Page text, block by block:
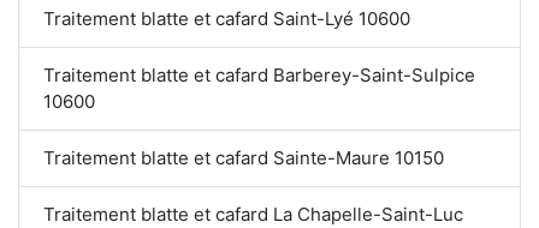
Traitement blatte et cafard Saint-Lyé 10600
Traitement blatte et cafard Barberey-Saint-Sulpice
10600
Traitement blatte et cafard Sainte-Maure 10150
Traitement blatte et cafard La Chapelle-Saint-Luc